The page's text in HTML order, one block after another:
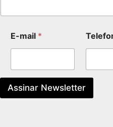
E-mail *
Assinar Newsletter